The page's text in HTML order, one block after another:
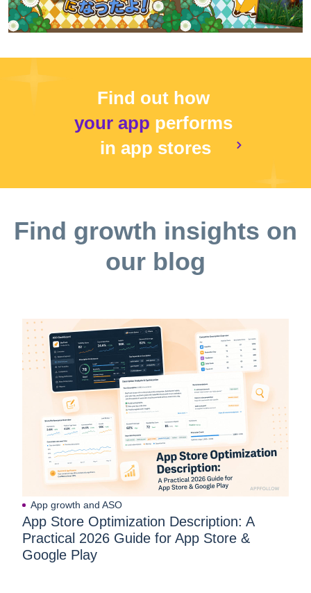
Find out how
your app performs
in app stores
Find growth insights on
our blog
App growth and ASO
App Store Optimization Description: A
Practical 2026 Guide for App Store &
Google Play